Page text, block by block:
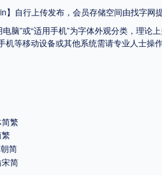
自行上传发布，会员存储空间由找字网
脑”或“适用手机”为字体外观分类，理论
机等移动设备或其他系统需请专业人士